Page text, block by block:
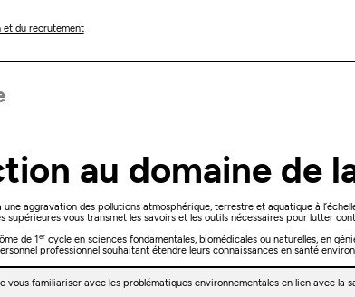
et du recrutement
au domaine de
une aggravation des pollutions atmosphérique, terrestre et aquatique à
supérieures vous transmet les savoirs et les outils nécessaires pour lutter
de 1er cycle en sciences fondamentales, biomédicales ou naturelles, en
professionnel souhaitant étendre leurs connaissances en santé
vous familiariser avec les problématiques environnementales en lien avec la